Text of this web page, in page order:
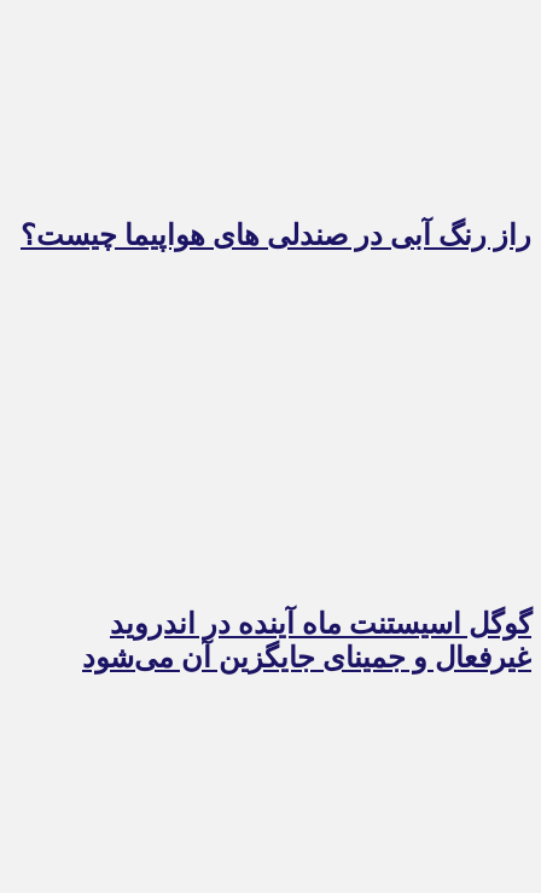
راز رنگ آبی در صندلی های هواپیما چیست؟
گوگل اسیستنت ماه آینده در اندروید
غیرفعال و جمینای جایگزین آن می‌شود